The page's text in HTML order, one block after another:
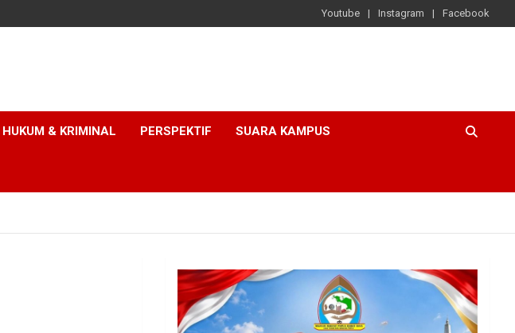
Youtube Instagram Facebook
HUKUM & KRIMINAL PERSPEKTIF SUARA KAMPUS